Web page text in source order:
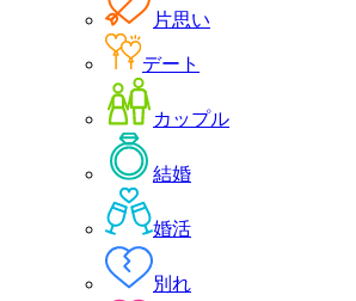
片思い
デート
カップル
結婚
婚活
別れ